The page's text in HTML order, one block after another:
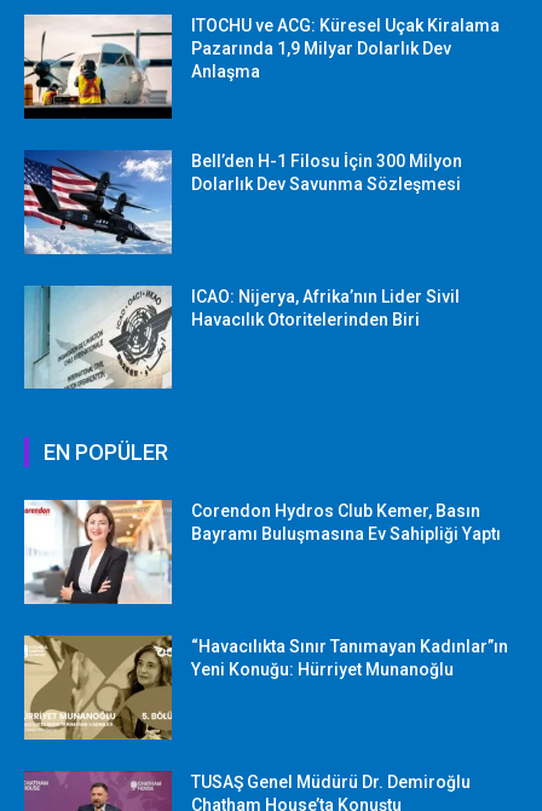
ITOCHU ve ACG: Küresel Uçak Kiralama
Pazarında 1,9 Milyar Dolarlık Dev
Anlaşma
Bell’den H-1 Filosu İçin 300 Milyon
Dolarlık Dev Savunma Sözleşmesi
ICAO: Nijerya, Afrika’nın Lider Sivil
Havacılık Otoritelerinden Biri
EN POPÜLER
Corendon Hydros Club Kemer, Basın
Bayramı Buluşmasına Ev Sahipliği Yaptı
“Havacılıkta Sınır Tanımayan Kadınlar”ın
Yeni Konuğu: Hürriyet Munanoğlu
TUSAŞ Genel Müdürü Dr. Demiroğlu
Chatham House’ta Konuştu